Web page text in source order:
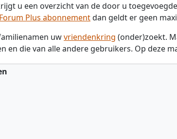
u een overzicht van de door u
Plus abonnementdan geldt er geen
uwvriendenkring (onder)zoekt.
en die van alle andere gebruikers. Op deze